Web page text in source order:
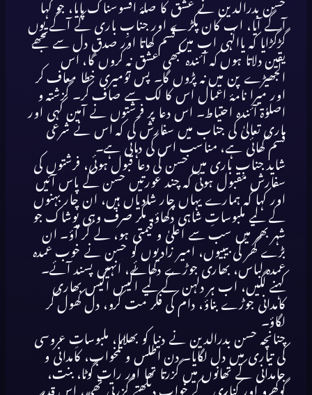
حسن بدرالدین نے عشق کا صلۂ افسوسناک پایا، جو کہا
آگے آیا، اب کان پکڑے اور جنابِ باری کے آگے یوں
گڑگڑایا کہ یاالٰہی اب میں قسم کھاتا اور صدقِ دل سے تجھے
یقین دلاتا ہوں کہ آئندہ کبھی عشق نہ کروں گا، اس
الجھیڑے پن میں نہ پڑوں گا۔ پس توُمیری خطا معاف کر
اور میرا نامۂ اعمال اس کا لک سے صاف کر۔ گزشتہ و
اصلوٰۃ آئندہ احتیاط۔ اس دعا پر فرشتوں نے آمین کہی اور
باری تعالیٰ کی جناب میں سفارش کی کہ اس نے شرعی
قسم کھائی ہے، مناسب اس کی دہائی ہے۔
شاید جنابِ باری میں حسن کی دعا قبول ہوئی، فرشتوں کی
سفارش مقبول ہوئی کہ چند عورتیں حسن کے پاس آئیں
اور کہا کہ ہمارے یہاں چار شادیاں ہیں، ان چار بہنوں
کے لیے ملبوساتِ شاہی دکھاؤ، مگر صرف وہی پوشاک جو
شہر بھر میں سب سے اعلیٰ و قیمتی ہو، لے کر آؤ۔ ان
بڑے گھر کی بیبیوں، امیر زادیوں کو حسن نے خوب عمدہ
عمدہ لباس، بھاری جوڑے دکھائے، انہیں پسند آئے۔
کہنے لگیں، اب ہر دلہن کے لیے اکیس اکیس بھاری
کامدانی جوڑے بناؤ، دام کی فکر مت کرو، دل کھول کر
لگاؤ۔
چنانچہ حسن بدرالدین نے دنیا کو بھلایا، ملبوساتِ عروسی
کی تیاری میں دل لگایا۔ دن اطلس و کمخواب، کامدانی و
جامدانی کے تھانوں میں گزرتا تھا اور رات گوٹا، بنت،